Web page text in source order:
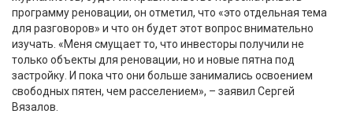
программу реновации, он отметил, что «это отдельная тема
для разговоров» и что он будет этот вопрос внимательно
изучать. «Меня смущает то, что инвесторы получили не
только объекты для реновации, но и новые пятна под
застройку. И пока что они больше занимались освоением
свободных пятен, чем расселением», – заявил Сергей
Вязалов.